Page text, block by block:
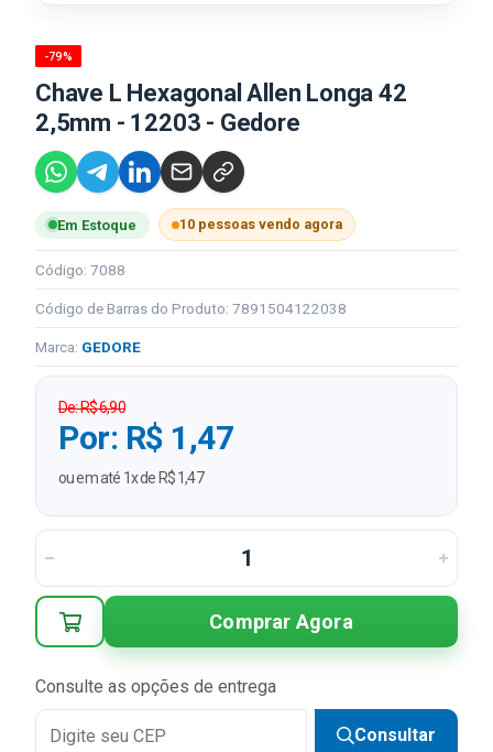
-79%
Chave L Hexagonal Allen Longa 42
2,5mm - 12203 - Gedore
Em Estoque 10 pessoas vendo agora
Código: 7088
Código de Barras do Produto: 7891504122038
Marca: GEDORE
De: R$ 6,90
Por: R$ 1,47
ou em até 1x de R$ 1,47
Comprar Agora
Consulte as opções de entrega
Consultar